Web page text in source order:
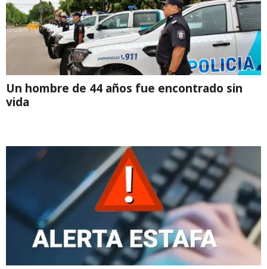
Un hombre de 44 años fue encontrado sin
vida